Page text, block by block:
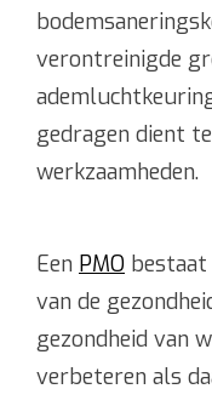
verontreinigde
gedragen dient
werkzaamheden.
Een PMO
van de
gezondheid van
verbeteren als